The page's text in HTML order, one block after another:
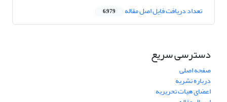
تعداد دریافت فایل اصل مقاله 6,979
دسترسی سریع
صفحه اصلی
درباره نشریه
اعضای هیات تحریریه